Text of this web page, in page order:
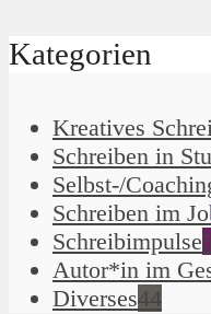
Kategorien
Kreatives
Schreiben in
Selbst-/
Schreiben im
Schreibimpulse
Autor*in im
Diverses44